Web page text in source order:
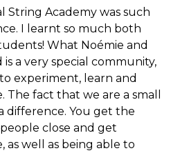
String Academy was such
I learnt so much both
What Noémie and
a very special community,
experiment, learn and
fact that we are a small
difference. You get the
close and get
as well as being able to